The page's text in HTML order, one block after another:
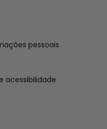
pessoais
acessibilidade